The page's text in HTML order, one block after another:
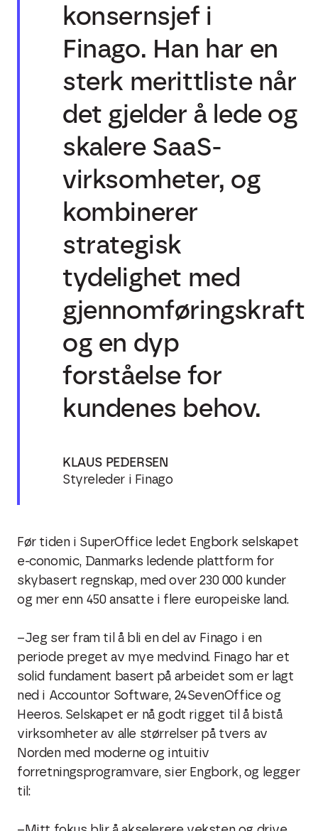
konsernsjef i
Finago. Han har en
sterk merittliste når
det gjelder å lede og
skalere SaaS-
virksomheter, og
kombinerer
strategisk
tydelighet med
gjennomføringskraft
og en dyp
forståelse for
kundenes behov.
KLAUS PEDERSEN
Styreleder i Finago
Før tiden i SuperOffice ledet Engbork selskapet
e-conomic, Danmarks ledende plattform for
skybasert regnskap, med over 230 000 kunder
og mer enn 450 ansatte i flere europeiske land.
–Jeg ser fram til å bli en del av Finago i en
periode preget av mye medvind. Finago har et
solid fundament basert på arbeidet som er lagt
ned i Accountor Software, 24SevenOffice og
Heeros. Selskapet er nå godt rigget til å bistå
virksomheter av alle størrelser på tvers av
Norden med moderne og intuitiv
forretningsprogramvare, sier Engbork, og legger
til: